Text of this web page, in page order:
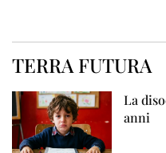
TERRA FUTURA
La
anni